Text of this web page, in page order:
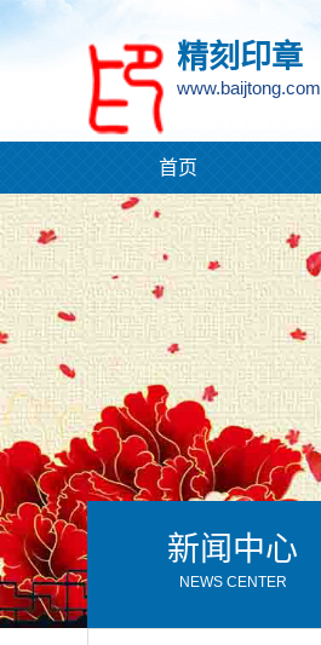
精刻印章
www.baijtong.com
首页
新闻中心
NEWS CENTER